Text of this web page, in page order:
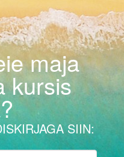
maja
kursis
SIIN: